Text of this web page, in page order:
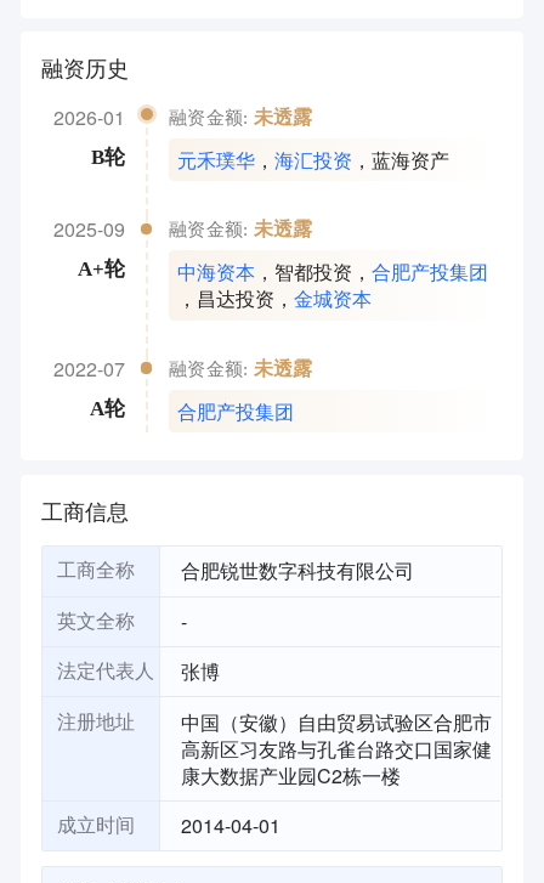
融资历史
2026-01
B轮
融资金额: 未透露
元禾璞华 ，海汇投资 ，蓝海资产
2025-09
A+轮
融资金额: 未透露
中海资本 ， 智都投资 ，合肥产投集团
， 昌达投资 ，金城资本
2022-07
A轮
融资金额: 未透露
合肥产投集团
工商信息
工商全称 合肥锐世数字科技有限公司
英文全称 -
法定代表人 张博
注册地址
中国（安徽）自由贸易试验区合肥市
高新区习友路与孔雀台路交口国家健
康大数据产业园C2栋一楼
成立时间 2014-04-01